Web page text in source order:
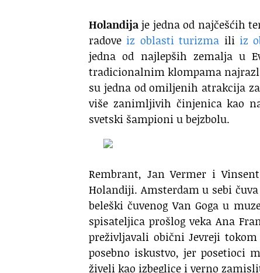
Holandijaje jedna od najčešćih
radove iz oblasti turizma ili iz
jedna od najlepših zemalja u
tradicionalnim klompama
su jedna od omiljenih atrakcija
više zanimljivih činjenica kao
svetski šampioni u bejzbolu.
Rembrant, Jan Vermer i
Holandiji. Amsterdam u sebi
beleški čuvenog Van Goga u
spisateljica prošlog veka Ana
preživljavali obični Jevreji
posebno iskustvo, jer posetioci
živeli kao izbeglice i verno